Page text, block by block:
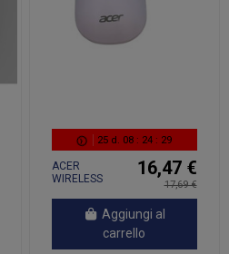
25d. 08: 24: 28
ACER
WIRELESS
16,47 €
17,69 €
Aggiungi al
carrello